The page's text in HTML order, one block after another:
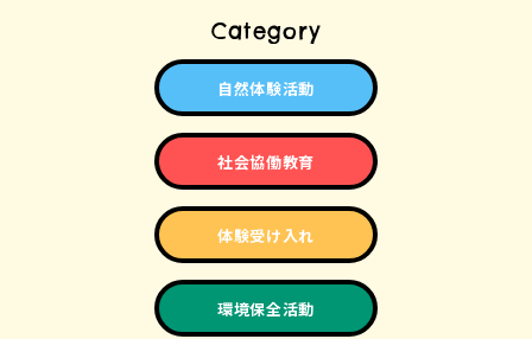
Category
自然体験活動
社会協働教育
体験受け入れ
環境保全活動